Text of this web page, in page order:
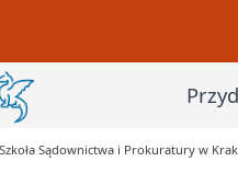
Sądownictwa i Prokuratury w